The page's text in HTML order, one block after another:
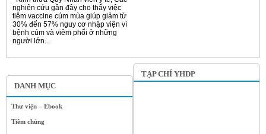
DANH MỤC
Thư viện – Ebook
Tiêm chủng
nghiên cứu gần đây cho thấy việc
tiêm vaccine cúm mùa giúp giảm từ
30% đến 57% nguy cơ nhập viện vì
bệnh cúm và viêm phổi ở những
người lớn...
TẠP CHÍ YHDP